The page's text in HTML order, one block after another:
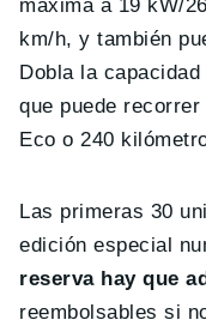
máxima a 19 kW/
km/h, y también
Dobla la
que puede
Eco o 240
Las primeras 30
edición especial
reserva hay que
reembolsables si